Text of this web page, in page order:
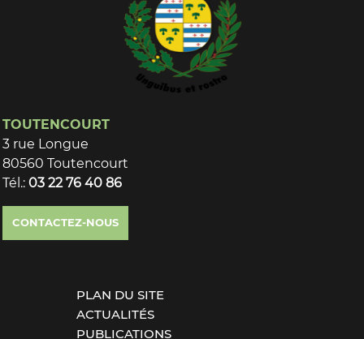
TOUTENCOURT
3 rue Longue
80560 Toutencourt
Tél.: 03 22 76 40 86
CONTACTEZ-NOUS
PLAN DU SITE
ACTUALITÉS
PUBLICATIONS